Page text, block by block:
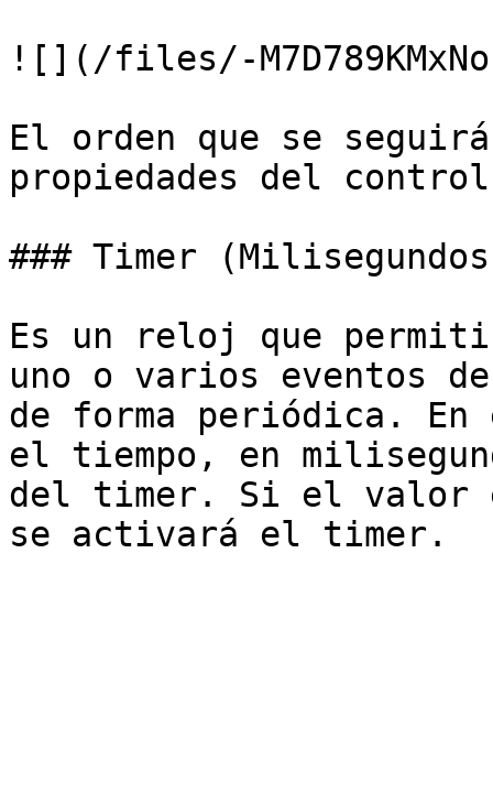
![](/files/-
El orden que se
propiedades del
### Timer
Es un reloj que
uno o varios eventos
de forma periódica.
el tiempo, en
del timer. Si el valor